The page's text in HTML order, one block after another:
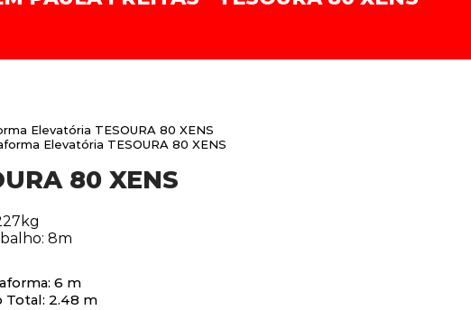
Elevatória TESOURA 80 XENS
Elevatória TESOURA 80 XENS
80 XENS
8m
6 m
2.48 m